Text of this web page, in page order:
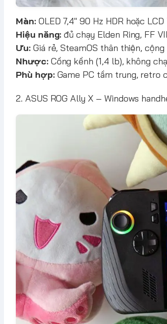
Màn:OLED 7,4" 90 Hz HDR hoặc
Hiệu năng: đủ chạy Elden Ring, FF
Ưu:Giá rẻ, SteamOS thân thiện,
Nhược:Cồng kềnh (1,4 lb), không
Phù hợp:Game PC tầm trung, retro
2. ASUS ROG Ally X – Windows